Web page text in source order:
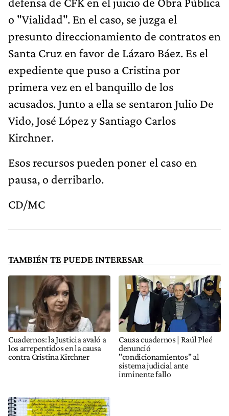
o "Vialidad". En el caso, se juzga el
presunto direccionamiento de contratos en
Santa Cruz en favor de Lázaro Báez. Es el
expediente que puso a Cristina por
primera vez en el banquillo de los
acusados. Junto a ella se sentaron Julio De
Vido, José López y Santiago Carlos
Kirchner.
Esos recursos pueden poner el caso en
pausa, o derribarlo.
CD/MC
TAMBIÉN TE PUEDE INTERESAR
Cuadernos: la Justicia avaló a
los arrepentidos en la causa
contra Cristina Kirchner
Causa cuadernos | Raúl Pleé
denunció
"condicionamientos" al
sistema judicial ante
inminente fallo